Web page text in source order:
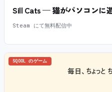
Sill Cats — 猫がパソコンに
Steam にて無料配信中
SQOOL のゲーム